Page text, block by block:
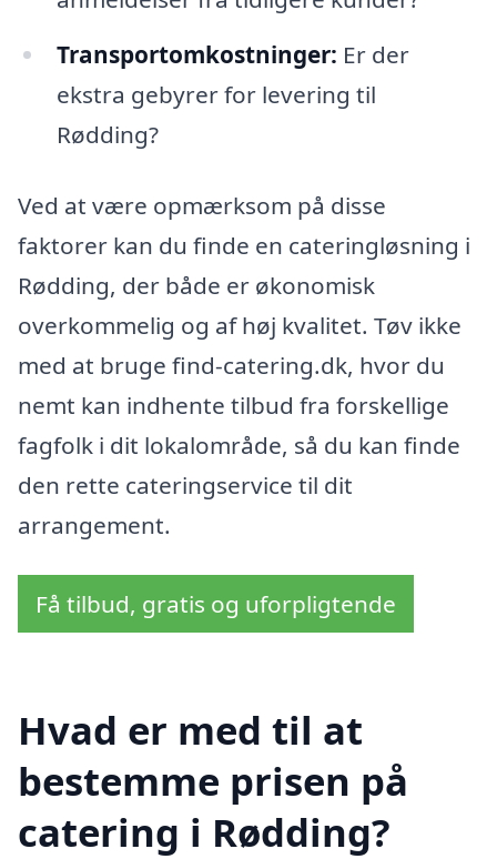
Transportomkostninger: Er der
ekstra gebyrer for levering til
Rødding?
Ved at være opmærksom på disse
faktorer kan du finde en cateringløsning i
Rødding, der både er økonomisk
overkommelig og af høj kvalitet. Tøv ikke
med at bruge find-catering.dk, hvor du
nemt kan indhente tilbud fra forskellige
fagfolk i dit lokalområde, så du kan finde
den rette cateringservice til dit
arrangement.
Få tilbud, gratis og uforpligtende
Hvad er med til at
bestemme prisen på
catering i Rødding?